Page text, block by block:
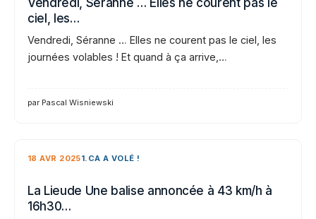
ciel, les…
Vendredi, Séranne … Elles ne courent pas le ciel, les
journées volables ! Et quand à ça arrive,…
par Pascal Wisniewski
18 AVR 20251.CA A VOLÉ !
La Lieude Une balise annoncée à 43 km/h à
16h30…